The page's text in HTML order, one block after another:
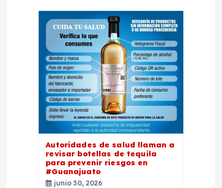
Autoridades de salud llaman a
revisar botellas de tequila
para prevenir riesgos en
#Guanajuato
junio 30, 2026